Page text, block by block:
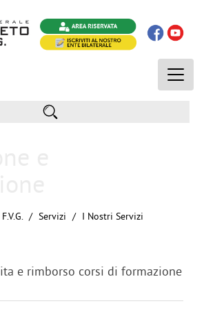
Toggle
Servizi I Nostri Servizi
e rimborso corsi di formazione